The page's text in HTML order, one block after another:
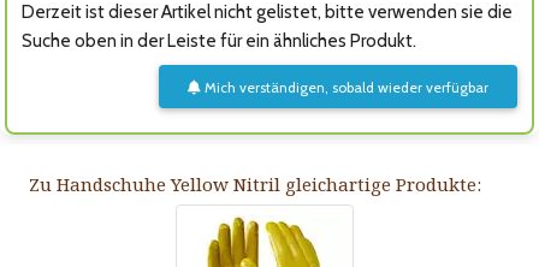
Derzeit ist dieser Artikel nicht gelistet, bitte verwenden sie die
Suche oben in der Leiste für ein ähnliches Produkt.
Mich verständigen, sobald wieder verfügbar
Zu Handschuhe Yellow Nitril gleichartige Produkte: